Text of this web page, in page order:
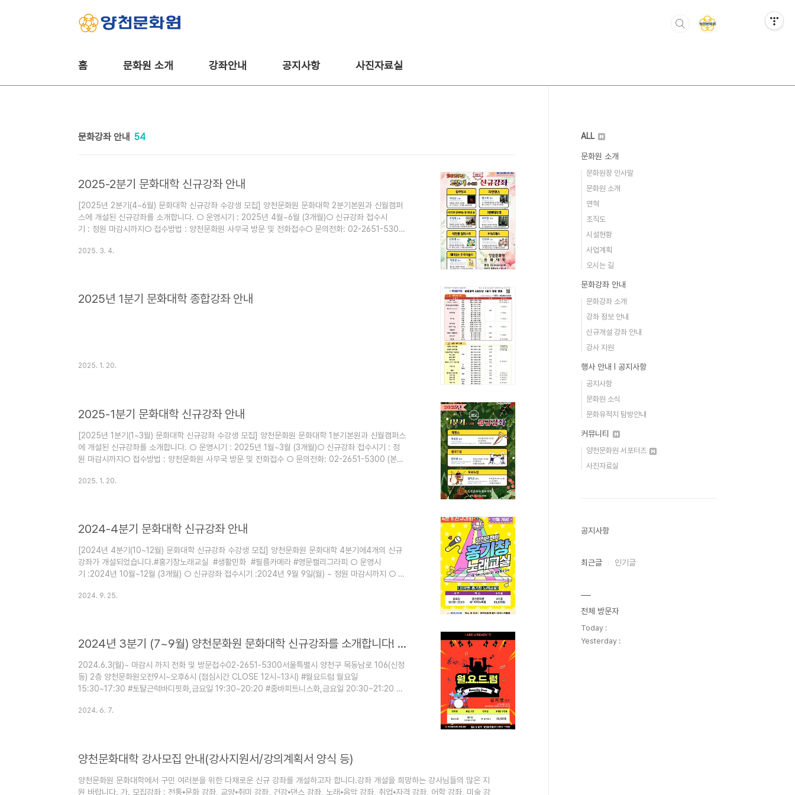
홈 문화원 소개 강좌안내 공지사항 사진자료실
문화강좌 안내 54
2025-2분기 문화대학 신규강좌 안내
[2025년 2분기(4~6월) 문화대학 신규강좌 수강생 모집] 양천문화원 문화대학 2분기본원과 신월캠퍼
스에 개설된 신규강좌를 소개합니다. ○ 운영시기 : 2025년 4월~6월 (3개월)○ 신규강좌 접수시
기 : 정원 마감시까지○ 접수방법 : 양천문화원 사무국 방문 및 전화접수○ 문의전화: 02-2651-5300
▼▼▼ ▼▼▼ 신월캠퍼스 2분기 신규강좌 ▼▼▼
2025. 3. 4.
2025년 1분기 문화대학 종합강좌 안내
2025. 1. 20.
2025-1분기 문화대학 신규강좌 안내
[2025년 1분기(1~3월) 문화대학 신규강좌 수강생 모집] 양천문화원 문화대학 1분기본원과 신월캠퍼스
에 개설된 신규강좌를 소개합니다. ○ 운영시기 : 2025년 1월~3월 (3개월)○ 신규강좌 접수시기 : 정
원 마감시까지○ 접수방법 : 양천문화원 사무국 방문 및 전화접수 ○ 문의전화: 02-2651-5300 (본원)
▼▼▼ ▼▼▼ 신월캠퍼스 1분기 신규강좌 ▼▼▼
2025. 1. 20.
2024-4분기 문화대학 신규강좌 안내
[2024년 4분기(10~12월) 문화대학 신규강좌 수강생 모집] 양천문화원 문화대학 4분기에4개의 신규
강좌가 개설되었습니다.#홍기창노래교실 #생활민화 #필름카메라 #영문캘리그라피 ○ 운영시
기 :2024년 10월~12월 (3개월) ○ 신규강좌 접수시기 :2024년 9월 9일(월) ~ 정원 마감시까지 ○ 접
다. ▼▼▼ 4분기 신규강좌 ▼▼▼ #홍기창노래교실월요일 10:30~12:00 #생활민화월요
2024. 9. 25.
2024년 3분기 (7~9월) 양천문화원 문화대학 신규강좌를 소개합니다! (2)
2024.6.3(월)~ 마감시 까지 전화 및 방문접수02-2651-5300서울특별시 양천구 목동남로 106(신정
동) 2층 양천문화원오전9시~오후6시 (점심시간 CLOSE 12시~13시) #월요드럼 월요일
15:30~17:30 #토탈근력바디핏화,금요일 19:30~20:20 #줌바피트니스화,금요일 20:30~21:20 #
#갈산문화예술센터 #신규강좌 #수강신청 #줌바댄스 #근력운동 #전통춤 #3분기 #양천구 #양천구드
2024. 6. 7.
양천문화대학 강사모집 안내(강사지원서/강의계획서 양식 등)
양천문화원 문화대학에서 구민 여러분을 위한 다채로운 신규 강좌를 개설하고자 합니다.강좌 개설을 희망하는 강사님들의 많은 지
원 바랍니다. 가. 모집강좌 : 전통⦁문화 강좌, 교양⦁취미 강좌, 건강⦁댄스 강좌, 노래⦁음악 강좌, 취업⦁자격 강좌, 어학 강좌, 미술 강
ALL
문화원 소개
문화원장 인사말
문화원 소개
연혁
조직도
시설현황
사업계획
오시는 길
문화강좌 안내
문화강좌 소개
강좌 정보 안내
신규개설 강좌 안내
강사 지원
행사 안내 Ι 공지사항
공지사항
문화원 소식
문화유적지 탐방안내
커뮤니티
양천문화원 서포터즈
사진자료실
공지사항
최근글 인기글
전체 방문자
Today :
Yesterday :